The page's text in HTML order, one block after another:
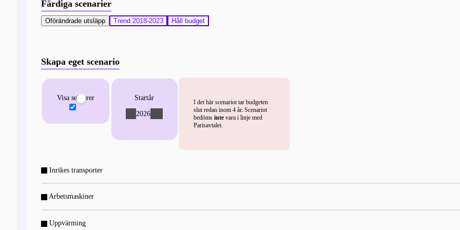
Färdiga scenarier
Oförändrade utsläpp Trend 2018-2023 Håll budget
Skapa eget scenario
Inrikes transporter
Arbetsmaskiner
Uppvärming
Visa sektorer Startår
2026
I det här scenariot tar budgeten
slut redan inom 4 år. Scenariot
bedöms intevara i linje med
Parisavtalet.